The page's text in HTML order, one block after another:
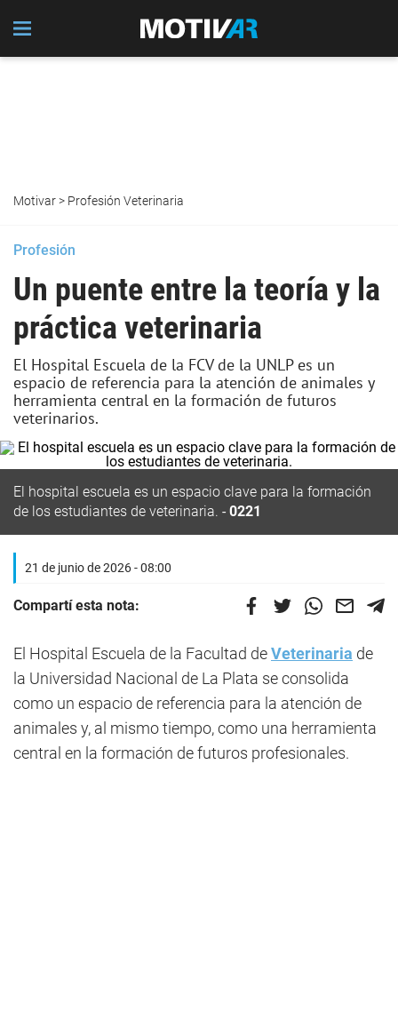
Motivar> Profesión Veterinaria
Profesión
Un puente entre la teoría y la
práctica veterinaria
El Hospital Escuela de la FCV de la UNLP es un
espacio de referencia para la atención de animales y
herramienta central en la formación de futuros
veterinarios.
El hospital escuela es un espacio clave para la formación
de los estudiantes de veterinaria.
0221
21 de junio de 2026 - 08:00
Compartí esta nota:
El Hospital Escuela de la Facultad deVeterinaria de
la Universidad Nacional de La Plata se consolida
como un espacio de referencia para la atención de
animales y, al mismo tiempo, como una herramienta
central en la formación de futuros profesionales.